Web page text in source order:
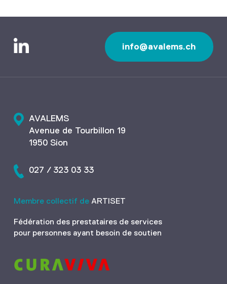
info@avalems.ch
AVALEMS
Avenue de Tourbillon 19
1950 Sion
027 / 323 03 33
Membre collectif deARTISET
Fédération des prestataires de services
pour personnes ayant besoin de soutien